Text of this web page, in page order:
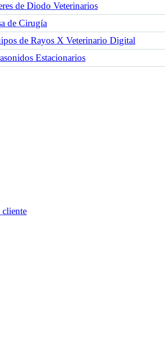
de Diodo Veterinarios
de Cirugía
de Rayos X Veterinario Digital
Estacionarios
cliente